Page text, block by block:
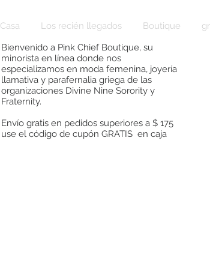
Casa Los recién llegados Boutique
Bienvenido a Pink Chief Boutique, su
minorista en línea donde nos
especializamos en moda femenina, joyería
llamativa y parafernalia griega de las
organizaciones Divine Nine Sorority y
Fraternity.
Envío gratis en pedidos superiores a $ 175
use el código de cupón GRATIS en caja